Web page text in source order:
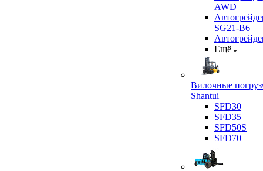
AWD
SG21-B6
Ещё
Вилочные
Shantui
SFD30
SFD35
SFD50S
SFD70